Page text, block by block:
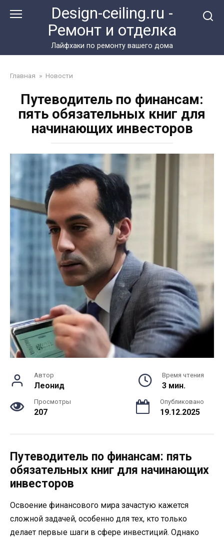
Design-ceiling.ru -
Ремонт и отделка
Лайфхаки по ремонту вашего дома
Главная » Новости
Путеводитель по финансам:
пять обязательных книг для
начинающих инвесторов
Автор
Леонид
Время чтения
3 мин.
Просмотры
207
Опубликовано
19.12.2025
Путеводитель по финансам: пять
обязательных книг для начинающих
инвесторов
Освоение финансового мира зачастую кажется
сложной задачей, особенно для тех, кто только
делает первые шаги в сфере инвестиций. Однако